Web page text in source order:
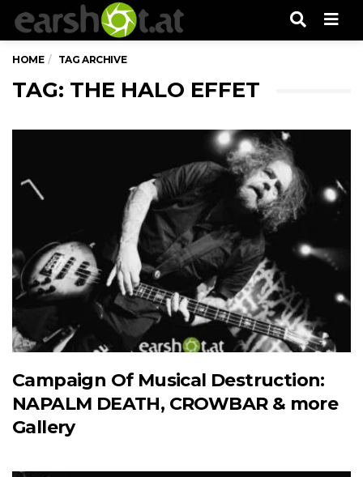
HOME TAG ARCHIVE
TAG: THE HALO EFFET
Campaign Of Musical Destruction:
NAPALM DEATH, CROWBAR & more
Gallery